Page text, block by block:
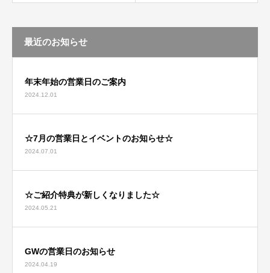
最近のお知らせ
年末年始の営業日のご案内
2024.12.01
☆7月の営業日とイベントのお知らせ☆
2024.07.01
☆ご紹介特典が新しくなりました☆
2024.05.21
GWの営業日のお知らせ
2024.04.19